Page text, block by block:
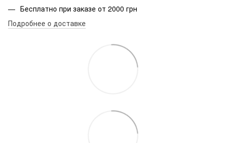
Бесплатно при заказе от 2000 грн
Подробнее о доставке